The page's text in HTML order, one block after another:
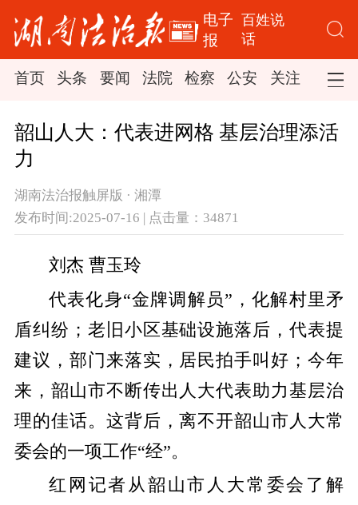
电子
报
百姓说
话
首页 头条 要闻 法院 检察 公安 关注 司法
韶山人大：代表进网格 基层治理添活
力
湖南法治报触屏版 · 湘潭
发布时间:2025-07-16 | 点击量：34871
刘杰 曹玉玲
代表化身“金牌调解员”，化解村里矛
盾纠纷；老旧小区基础设施落后，代表提
建议，部门来落实，居民拍手叫好；今年
来，韶山市不断传出人大代表助力基层治
理的佳话。这背后，离不开韶山市人大常
委会的一项工作“经”。
红网记者从韶山市人大常委会了解